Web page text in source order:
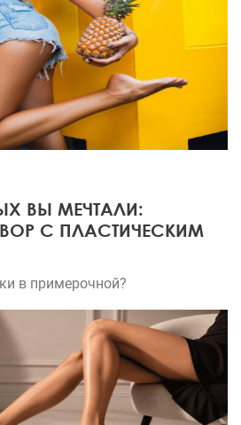
ВЫ МЕЧТАЛИ:
С ПЛАСТИЧЕСКИМ
в примерочной?